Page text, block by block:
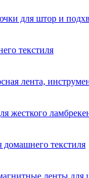
для штор и
текстиля
лента,
жесткого
домашнего текстиля
ленты для